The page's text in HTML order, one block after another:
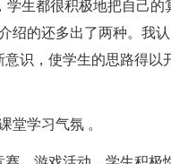
学生都很积极地把自己
绍的还多出了两种。我
识，使学生的思路得以
堂学习气氛 。